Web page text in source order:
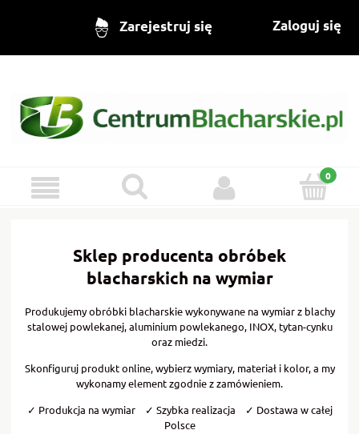
Zarejestruj się Zaloguj się
Sklep producenta obróbek
blacharskich na wymiar
Produkujemy obróbki blacharskie wykonywane na wymiar z blachy
stalowej powlekanej, aluminium powlekanego, INOX, tytan-cynku
oraz miedzi.
Skonfiguruj produkt online, wybierz wymiary, materiał i kolor, a my
wykonamy element zgodnie z zamówieniem.
✓ Produkcja na wymiar ✓ Szybka realizacja ✓ Dostawa w całej
Polsce